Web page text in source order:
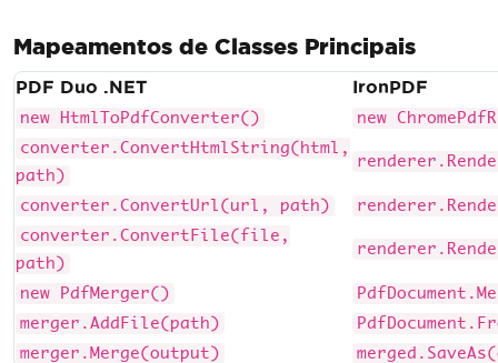
Mapeamentos de Classes Principais
PDF Duo .NET IronPDF
new HtmlToPdfConverter()
new
converter.ConvertHtmlString(html,
path)
converter.ConvertUrl(url, path)
converter.ConvertFile(file,
path)
new PdfMerger()
merger.AddFile(path)
merger.Merge(output)